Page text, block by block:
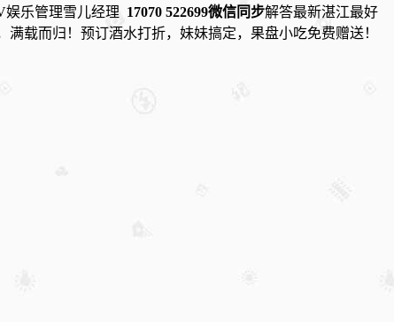
娱乐管理雪儿经理 17070 522699微信同步解答最新湛江最好
载而归！预订酒水打折，妹妹搞定，果盘小吃免费赠送！